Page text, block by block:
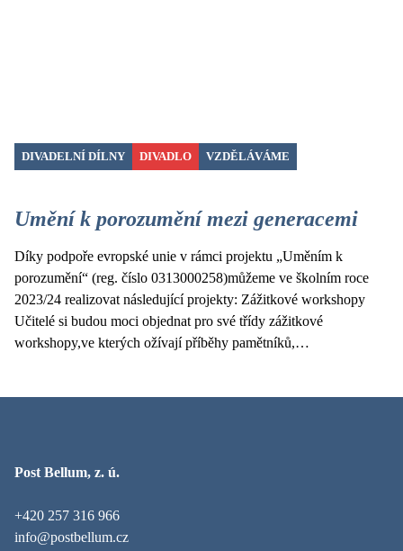
DIVADELNÍ DÍLNY DIVADLO VZDĚLÁVÁME
Umění k porozumění mezi generacemi
Díky podpoře evropské unie v rámci projektu „Uměním k
porozumění“ (reg. číslo 0313000258)můžeme ve školním roce
2023/24 realizovat následující projekty: Zážitkové workshopy
Učitelé si budou moci objednat pro své třídy zážitkové
workshopy,ve kterých ožívají příběhy pamětníků,…
Post Bellum, z. ú.
+420 257 316 966
info@postbellum.cz